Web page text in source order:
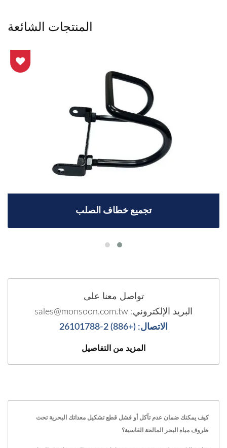
المنتجات الشائعة
تجميع خطاف الصلب
تواصل معنا على
البريد الإلكتروني: sales@monsoon.com.tw
الاتصال: (+886) 2-26101788
المزيد من التفاصيل
كيف يمكنك ضمان عدم تآكل أو فشل قطع تشكيل معداتك البحرية تحت
ظروف مياه البحر المالحة القاسية؟